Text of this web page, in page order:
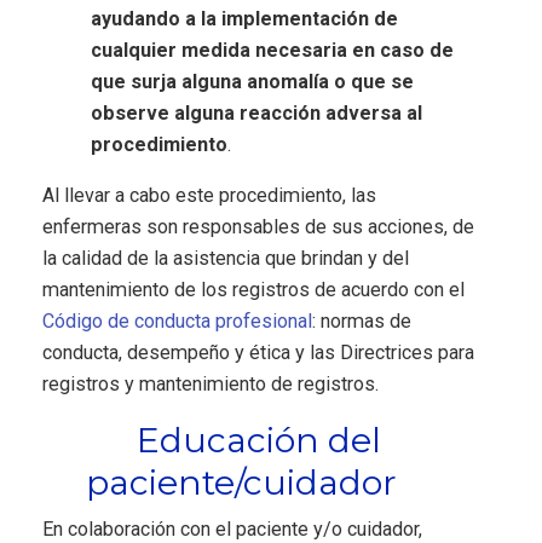
ayudando a la implementación de
cualquier medida necesaria en caso de
que surja alguna anomalía o que se
observe alguna reacción adversa al
procedimiento.
Al llevar a cabo este procedimiento, las
enfermeras son responsables de sus acciones, de
la calidad de la asistencia que brindan y del
mantenimiento de los registros de acuerdo con el
Código de conducta profesional: normas de
conducta, desempeño y ética y las Directrices para
registros y mantenimiento de registros.
Educación del
paciente/cuidador
En colaboración con el paciente y/o cuidador,